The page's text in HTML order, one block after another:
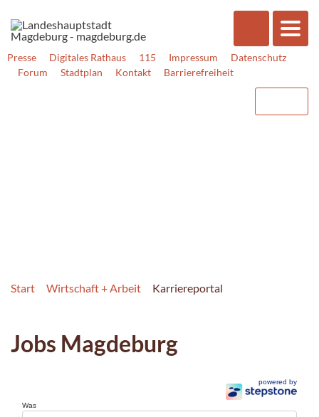
Presse Digitales Rathaus 115 Impressum
Datenschutz
Forum
Stadtplan Kontakt Barrierefreiheit
Start Wirtschaft + Arbeit Karriereportal
Jobs Magdeburg